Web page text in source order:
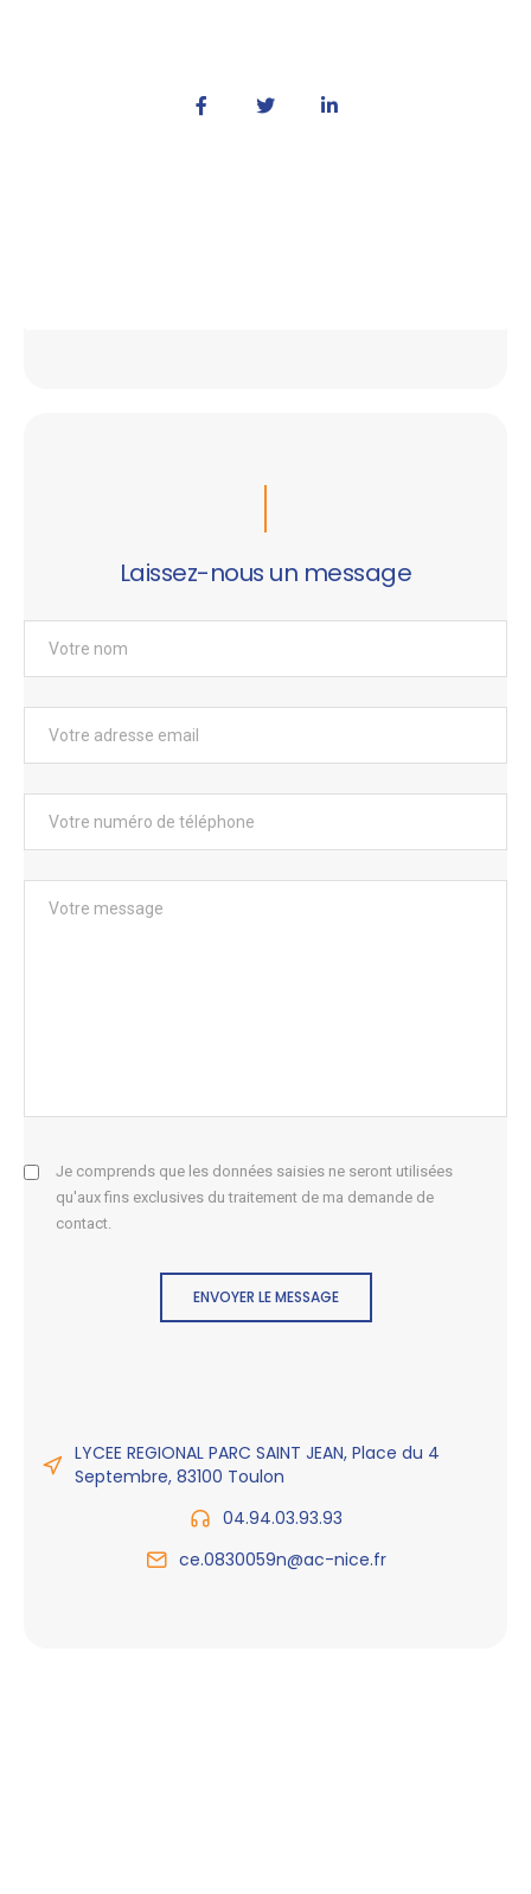
Laissez-nous un message
Je comprends que les données saisies ne seront utilisées
qu'aux fins exclusives du traitement de ma demande de
contact.
ENVOYER LE MESSAGE
LYCEE REGIONAL PARC SAINT JEAN, Place du 4
Septembre, 83100 Toulon
04.94.03.93.93
ce.0830059n@ac-nice.fr